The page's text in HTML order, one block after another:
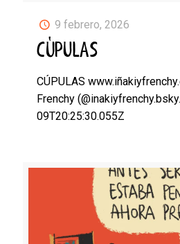
9 febrero, 2026
CÚPULAS
CÚPULAS
Frenchy
09T20:25:30.055Z